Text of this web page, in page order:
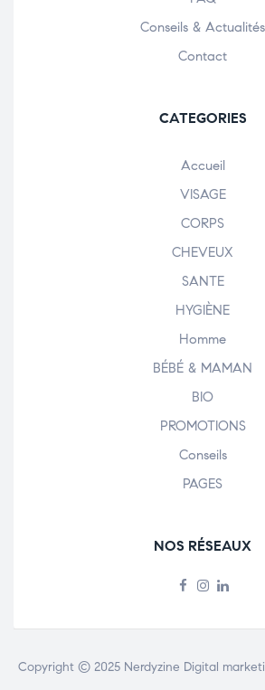
Conseils & Actualités
Contact
CATEGORIES
Accueil
VISAGE
CORPS
CHEVEUX
SANTE
HYGIÈNE
Homme
BÉBÉ & MAMAN
BIO
PROMOTIONS
Conseils
PAGES
NOS RÉSEAUX
Copyright © 2025 Nerdyzine Digital